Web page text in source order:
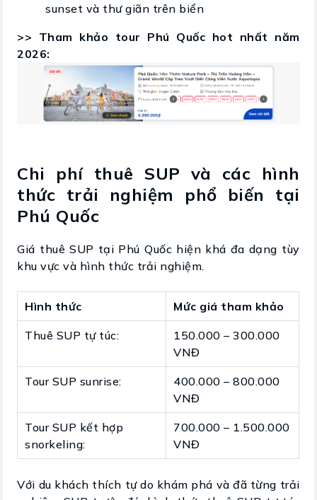
sunset và thư giãn trên biển
​>> Tham khảo tour Phú Quốc hot nhất năm
2026:
Chi phí thuê SUP và các hình
thức trải nghiệm phổ biến tại
Phú Quốc
Giá thuê SUP tại Phú Quốc hiện khá đa dạng tùy
khu vực và hình thức trải nghiệm.
Hình thức Mức giá tham khảo
Thuê SUP tự túc:
150.000 – 300.000
VNĐ
Tour SUP sunrise:
400.000 – 800.000
VNĐ
Tour SUP kết hợp
snorkeling:
700.000 – 1.500.000
VNĐ
Với du khách thích tự do khám phá và đã từng trải